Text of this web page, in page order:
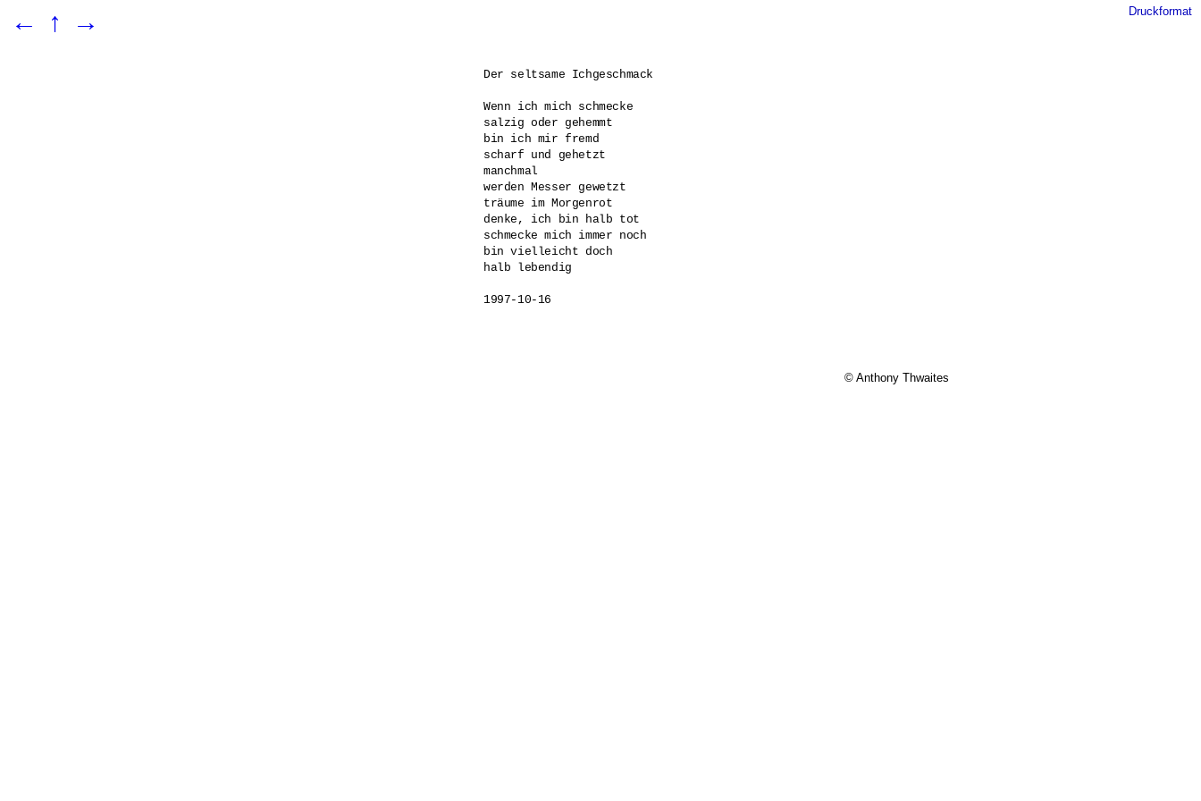
← ↑ → Druckformat
Der seltsame Ichgeschmack
Wenn ich mich schmecke
salzig oder gehemmt
bin ich mir fremd
scharf und gehetzt
manchmal
werden Messer gewetzt
träume im Morgenrot
denke, ich bin halb tot
schmecke mich immer noch
bin vielleicht doch
halb lebendig
1997-10-16
© Anthony Thwaites